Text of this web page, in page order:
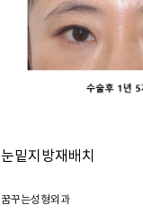
눈밑지방재배치
꿈꾸는성형외과